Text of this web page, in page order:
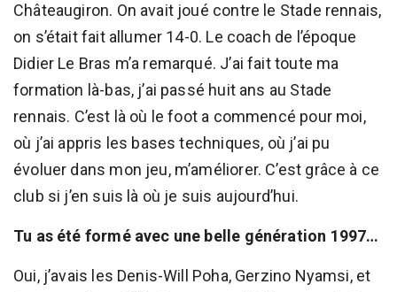
Châteaugiron. On avait joué contre le Stade rennais,
on s’était fait allumer 14-0. Le coach de l’époque
Didier Le Bras m’a remarqué. J’ai fait toute ma
formation là-bas, j’ai passé huit ans au Stade
rennais. C’est là où le foot a commencé pour moi,
où j’ai appris les bases techniques, où j’ai pu
évoluer dans mon jeu, m’améliorer. C’est grâce à ce
club si j’en suis là où je suis aujourd’hui.
Tu as été formé avec une belle génération 1997…
Oui, j’avais les Denis-Will Poha, Gerzino Nyamsi, et